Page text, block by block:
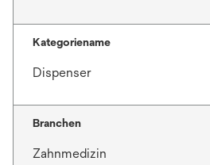
Kategoriename
Dispenser
Branchen
Zahnmedizin